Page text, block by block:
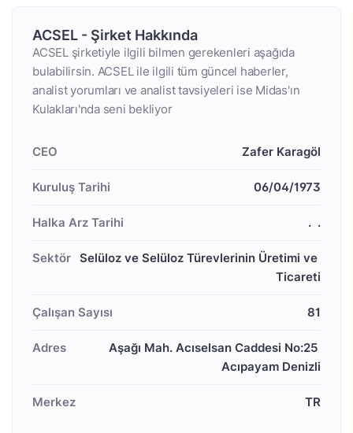
ACSEL - Şirket Hakkında
ACSEL şirketiyle ilgili bilmen gerekenleri aşağıda
bulabilirsin. ACSEL ile ilgili tüm güncel haberler,
analist yorumları ve analist tavsiyeleri ise Midas'ın
Kulakları'nda seni bekliyor
CEO Zafer Karagöl
Kuruluş Tarihi 06/04/1973
Halka Arz Tarihi
  .  .
Sektör Selüloz ve Selüloz Türevlerinin Üretimi ve
Ticareti
Çalışan Sayısı 81
Adres
Aşağı Mah. Acıselsan Caddesi No:25
Acıpayam Denizli
Merkez TR